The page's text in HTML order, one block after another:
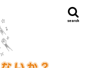
search